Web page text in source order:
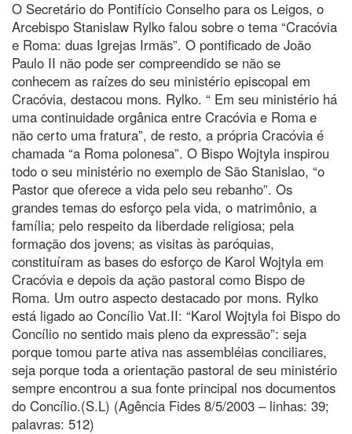
O Secretário do Pontifício Conselho para os Leigos, o
Arcebispo Stanislaw Rylko falou sobre o tema “Cracóvia
e Roma: duas Igrejas Irmãs”. O pontificado de João
Paulo II não pode ser compreendido se não se
conhecem as raízes do seu ministério episcopal em
Cracóvia, destacou mons. Rylko. “ Em seu ministério há
uma continuidade orgânica entre Cracóvia e Roma e
não certo uma fratura”, de resto, a própria Cracóvia é
chamada “a Roma polonesa”. O Bispo Wojtyla inspirou
todo o seu ministério no exemplo de São Stanislao, “o
Pastor que oferece a vida pelo seu rebanho”. Os
grandes temas do esforço pela vida, o matrimônio, a
família; pelo respeito da liberdade religiosa; pela
formação dos jovens; as visitas às paróquias,
constituíram as bases do esforço de Karol Wojtyla em
Cracóvia e depois da ação pastoral como Bispo de
Roma. Um outro aspecto destacado por mons. Rylko
está ligado ao Concílio Vat.II: “Karol Wojtyla foi Bispo do
Concílio no sentido mais pleno da expressão”: seja
porque tomou parte ativa nas assembléias conciliares,
seja porque toda a orientação pastoral de seu ministério
sempre encontrou a sua fonte principal nos documentos
do Concílio.(S.L) (Agência Fides 8/5/2003 – linhas: 39;
palavras: 512)